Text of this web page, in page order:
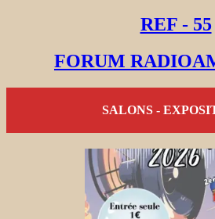
REF - 55
FORUM
SALONS -